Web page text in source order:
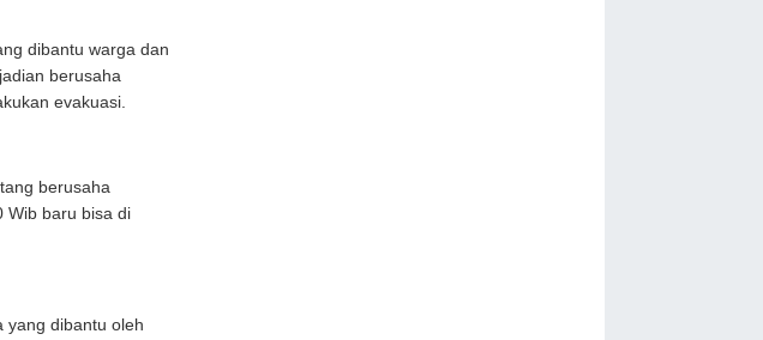
dibantu warga dan
berusaha
evakuasi.
berusaha
Wib baru bisa di
yang dibantu oleh